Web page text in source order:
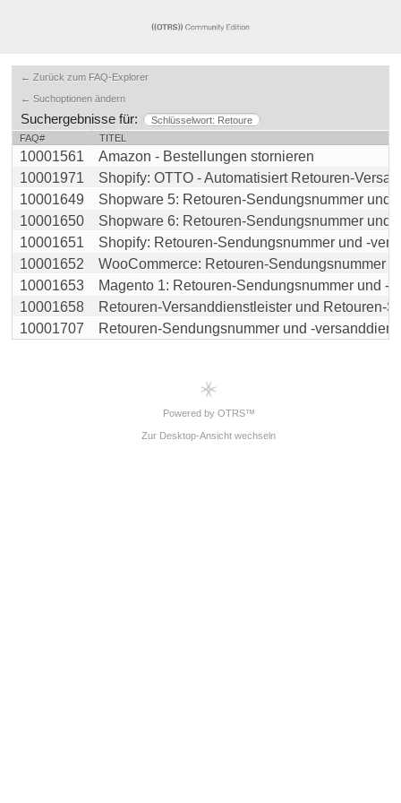
← Zurück zum FAQ-Explorer
← Suchoptionen ändern
Suchergebnisse für:
Schlüsselwort: Retoure
FAQ#
TITEL
10001561
Amazon - Bestellungen stornieren
10001971
Shopify: OTTO - Automatisiert Retouren-
10001649
Shopware 5: Retouren-Sendungsnummer und
10001650
Shopware 6: Retouren-Sendungsnummer und
10001651
Shopify: Retouren-Sendungsnummer und -
10001652
WooCommerce: Retouren-Sendungsnummer
10001653
Magento 1: Retouren-Sendungsnummer und -
10001658
Retouren-Versanddienstleister und Retouren-
10001707
Retouren-Sendungsnummer und -
Powered by OTRS™
Zur Desktop-Ansicht wechseln